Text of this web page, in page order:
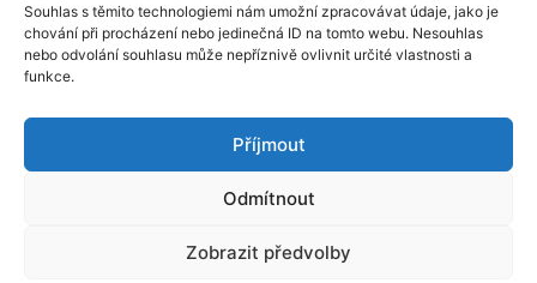
Souhlas s těmito technologiemi nám umožní zpracovávat údaje, jako je
chování při procházení nebo jedinečná ID na tomto webu. Nesouhlas
nebo odvolání souhlasu může nepříznivě ovlivnit určité vlastnosti a
funkce.
Příjmout
Odmítnout
Zobrazit předvolby